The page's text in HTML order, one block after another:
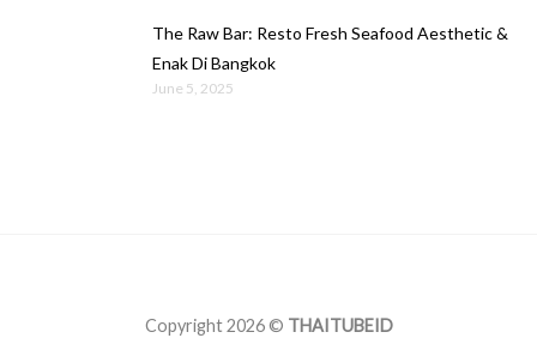
The Raw Bar: Resto Fresh Seafood Aesthetic &
Enak Di Bangkok
June 5, 2025
Copyright 2026 © THAITUBEID